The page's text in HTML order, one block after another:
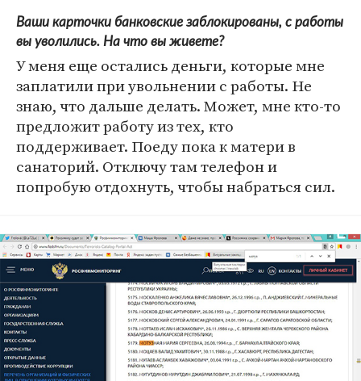
Ваши карточки банковские заблокированы, с работы
вы уволились. На что вы живете?
У меня еще остались деньги, которые мне
заплатили при увольнении с работы. Не
знаю, что дальше делать. Может, мне кто-то
предложит работу из тех, кто
поддерживает. Поеду пока к матери в
санаторий. Отключу там телефон и
попробую отдохнуть, чтобы набраться сил.